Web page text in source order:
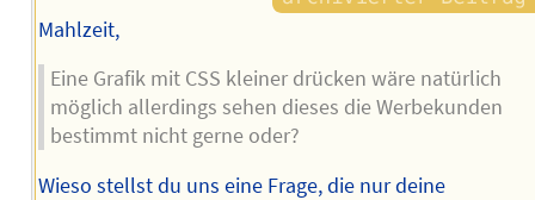
Mahlzeit,
Eine Grafik mit CSS kleiner drücken wäre natürlich
möglich allerdings sehen dieses die Werbekunden
bestimmt nicht gerne oder?
Wieso stellst du uns eine Frage, die nur deine